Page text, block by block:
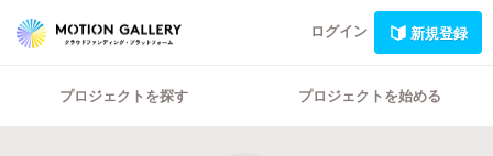
ログイン 新規登録
プロジェクトを探す プロジェクトを始める